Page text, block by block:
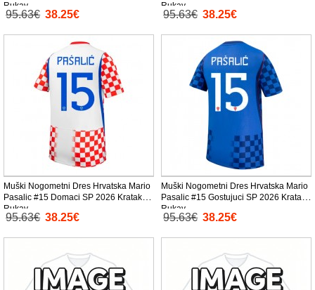
Rukav
95.63€ 38.25€
Rukav
95.63€ 38.25€
Muški Nogometni Dres Hrvatska Mario
Pasalic #15 Domaci SP 2026 Kratak
Rukav
95.63€ 38.25€
Muški Nogometni Dres Hrvatska Mario
Pasalic #15 Gostujuci SP 2026 Kratak
Rukav
95.63€ 38.25€